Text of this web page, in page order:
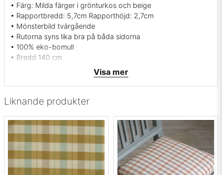
Liknande produkter
• Färg: Milda färger i grönturkos och beige
• Rapportbredd: 5,7cm Rapporthöjd: 2,7cm
• Mönsterbild tvärgående
• Rutorna syns lika bra på båda sidorna
• 100% eko-bomull
• Bredd 140 cm
• Tvätt 60 grader ej torktumling, två prickar på strykjärnet.
• Martindale värde: 30000
• Svensk tillverkning av Berghems väveri
• Leveransvillkor: Beställningsvara, leveranstid ca. 7 dagar,
ingen returrätt.
Vill du ha ett tygprov maila mig på:info@broarne.se
Visa mer